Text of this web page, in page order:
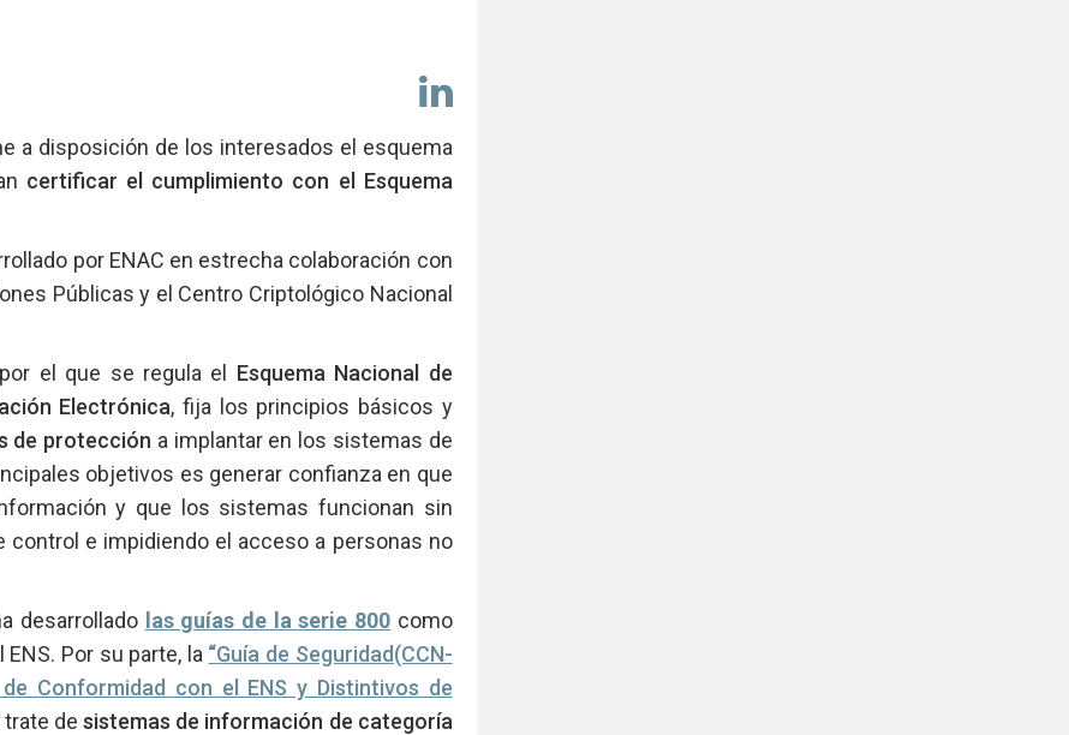
Compartir
en
Linkedin
a disposición de los interesados el esquema
certificar el cumplimiento con el Esquema
por ENAC en estrecha colaboración con
Públicas y el Centro Criptológico Nacional
el que se regula el Esquema Nacional de
Electrónica, fija los principios básicos y
de protección a implantar en los sistemas de
objetivos es generar confianza en que
y que los sistemas funcionan sin
e impidiendo el acceso a personas no
desarrollado las guías de la serie 800 como
Por su parte, la “Guía de Seguridad(CCN-
Conformidad con el ENS y Distintivos de
trate desistemas de información de categoría